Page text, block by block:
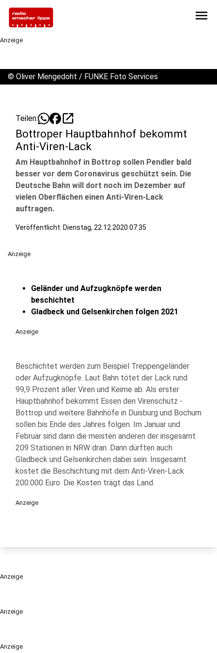
menu
Anzeige
Anzeige
Anzeige
© Oliver Mengedoht / FUNKE Foto Services
Teilen: open_in_new
Bottroper Hauptbahnhof bekommt
Anti-Viren-Lack
Am Hauptbahnhof in Bottrop sollen Pendler bald
besser vor dem Coronavirus geschützt sein. Die
Deutsche Bahn will dort noch im Dezember auf
vielen Oberflächen einen Anti-Viren-Lack
auftragen.
Veröffentlicht: Dienstag, 22.12.2020 07:35
Anzeige
Geländer und Aufzugknöpfe werden
beschichtet
Gladbeck und Gelsenkirchen folgen 2021
Anzeige
Beschichtet werden zum Beispiel Treppengeländer
oder Aufzugknöpfe. Laut Bahn tötet der Lack rund
99,9 Prozent aller Viren und Keime ab. Als erster
Hauptbahnhof bekommt Essen den Virenschutz -
Bottrop und weitere Bahnhöfe in Duisburg und Bochum
sollen bis Ende des Jahres folgen. Im Januar und
Februar sind dann die meisten anderen der insgesamt
209 Stationen in NRW dran. Dann dürften auch
Gladbeck und Gelsenkirchen dabei sein. Insgesamt
kostet die Beschichtung mit dem Anti-Viren-Lack
200.000 Euro. Die Kosten trägt das Land.
Anzeige
Anzeige